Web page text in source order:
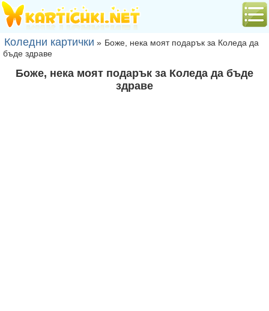
Коледни картички » Боже, нека моят подарък за Коледа да
бъде здраве
Боже, нека моят подарък за Коледа да бъде
здраве